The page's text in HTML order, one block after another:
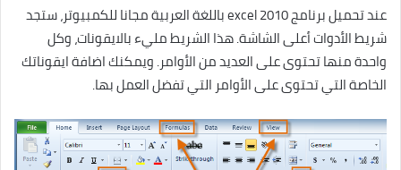
عند تحميل برنامج excel 2010 باللغة العربية مجانا للكمبيوتر، ستجد
شريط الأدوات أعلى الشاشة. هذا الشريط مليء بالايقونات، وكل
واحدة منها تحتوى على العديد من الأوامر. ويمكنك اضافة ايقوناتك
الخاصة التي تحتوى على الأوامر التي تفضل العمل بها.